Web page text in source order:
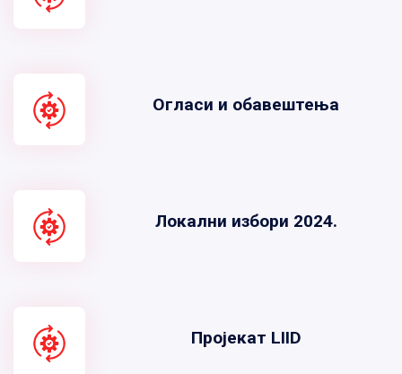
Огласи и обавештења
Локални избори 2024.
Пројекат LIID